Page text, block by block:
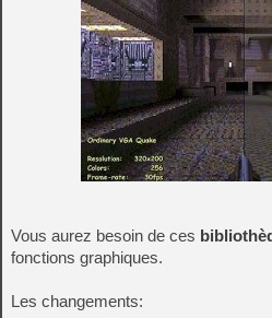
Vous aurez besoin de ces
fonctions graphiques.
Les changements: